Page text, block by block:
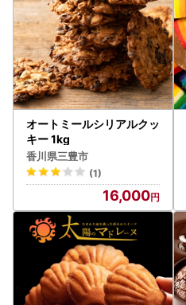
オートミールシリアルクッ
キー 1kg
香川県三豊市
(1)
16,000